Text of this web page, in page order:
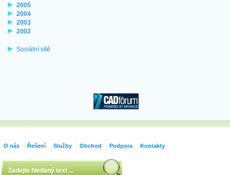
2005
2004
2003
2002
Sociální sítě
O nás Řešení Služby Obchod Podpora Kontakty